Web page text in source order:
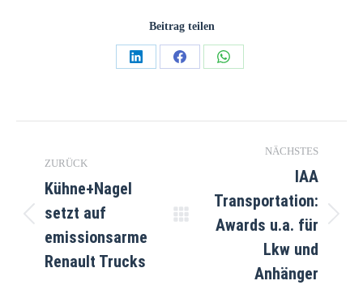
Beitrag teilen
Teilen
Teilen
Teilen
Kommentarnavigation
ZURÜCK
Beitrag:
Kühne+Nagel
setzt auf
emissionsarme
Renault Trucks
NÄCHSTES
Nächster
IAA
Transportation:
Awards u.a. für
Lkw und
Anhänger